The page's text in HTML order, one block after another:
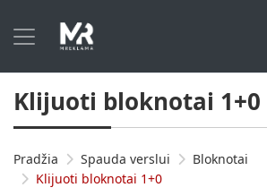
Klijuoti bloknotai 1+0
Pradžia Spauda verslui
Bloknotai
Klijuoti bloknotai 1+0